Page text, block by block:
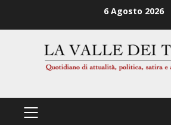
6 Agosto 2026
PRIMÄRES